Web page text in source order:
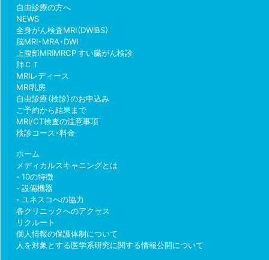
自由診療の方へ
NEWS
全身がん検査MRI（DWIBS）
脳MRI・MRA・DWI
上腹部MRIMRCP すい臓がん検診
肺ＣＴ
MRIレディース
MRI乳房
自由診療（検診）のお申込み
ご予約から結果まで
MRI/CT検査の注意事項
検診コース・料金
ホーム
メディカルスキャニングとは
10の特徴
設備機器
ユネスコへの協力
各クリニックへのアクセス
リクルート
個人情報の保護体制について
人を対象とする医学系研究に関する情報公開について